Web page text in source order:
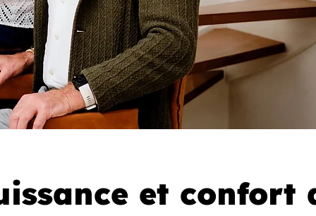
et confort